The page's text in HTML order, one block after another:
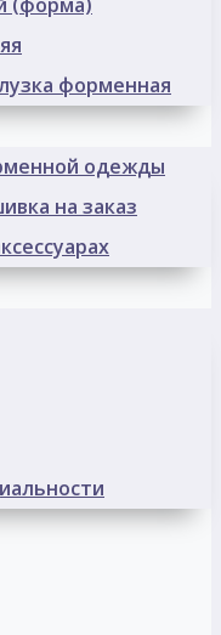
форменная
одежды
на заказ